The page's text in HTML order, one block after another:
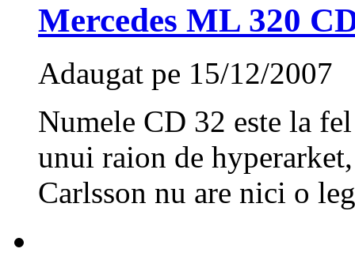
Mercedes ML 320
Adaugat pe 15/12/2007
Numele CD 32 este la
unui raion de
Carlsson nu are nici o